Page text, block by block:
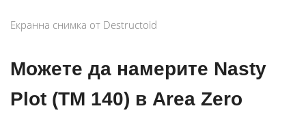
Екранна снимка от Destructoid
Можете да намерите Nasty
Plot (TM 140) в Area Zero